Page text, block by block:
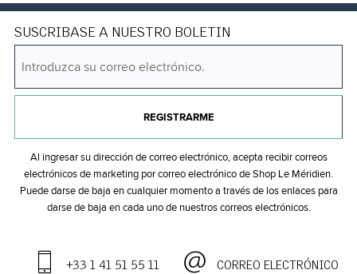
SUSCRIBASE A NUESTRO BOLETIN
REGISTRARME
Al ingresar su dirección de correo electrónico, acepta recibir correos
electrónicos de marketing por correo electrónico de Shop Le Méridien.
Puede darse de baja en cualquier momento a través de los enlaces para
darse de baja en cada uno de nuestros correos electrónicos.
+33 1 41 51 55 11 CORREO ELECTRÓNICO